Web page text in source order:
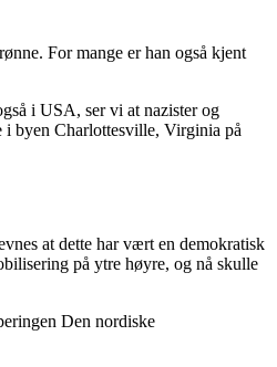
For mange er han også kjent
i USA, ser vi at nazister og
i byen Charlottesville, Virginia på
at dette har vært en demokratisk
på ytre høyre, og nå skulle
Den nordiske